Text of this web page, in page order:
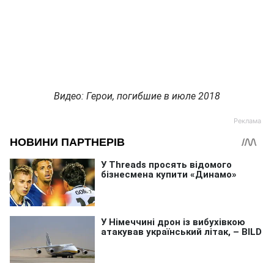
Видео: Герои, погибшие в июле 2018